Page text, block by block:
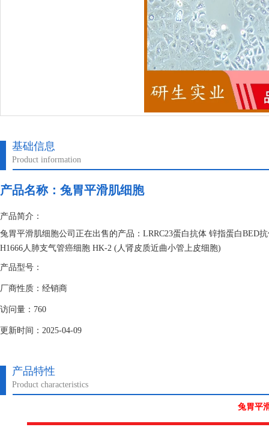
基础信息
Product information
产品名称： 兔胃平滑肌细胞
产品简介：
兔胃平滑肌细胞公司正在出售的产品：LRRC23蛋白抗体 锌指蛋白BED
H1666人肺支气管癌细胞 HK-2 (人肾皮质近曲小管上皮细胞)
产品型号：
厂商性质：经销商
访问量：760
更新时间：2025-04-09
产品特性
Product characteristics
兔胃平